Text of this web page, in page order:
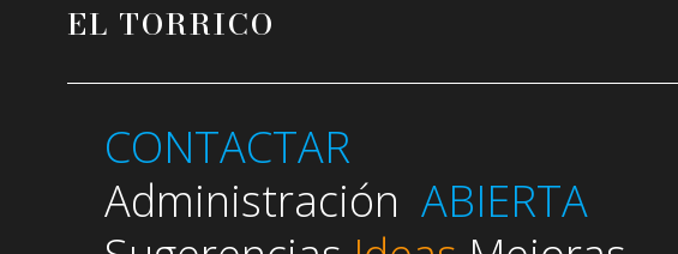
EL TORRICO
CONTACTAR
Administración ABIERTA